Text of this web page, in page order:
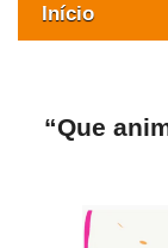
Início
Oferta formativa
ESAQ sem
“Que